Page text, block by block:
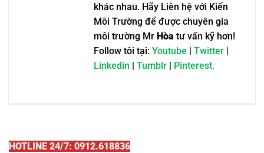
khác nhau. Hãy Liên hệ với Kiến
Môi Trường để được chuyên gia
môi trường Mr Hòa tư vấn kỹ hơn!
Follow tôi tại: Youtube | Twitter |
Linkedin | Tumblr | Pinterest.
HOTLINE 24/7: 0912.618836